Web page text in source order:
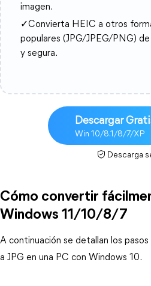
imagen.
✓Convierta HEIC a otros
populares (JPG/JPEG/PNG)
y segura.
Descargar
Win 10/8.1/8/7/XP
Descarga
Cómo convertir
Windows 11/10/8/7
A continuación se detallan los
a JPG en una PC con